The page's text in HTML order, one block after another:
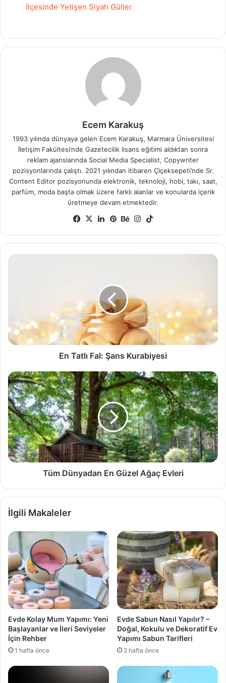
İlçesinde Yetişen Siyah Güller
Ecem Karakuş
1993 yılında dünyaya gelen Ecem Karakuş, Marmara Üniversitesi
İletişim Fakültesi’nde Gazetecilik lisans eğitimi aldıktan sonra
reklam ajanslarında Social Media Specialist, Copywriter
pozisyonlarında çalıştı. 2021 yılından itibaren Çiçeksepeti’nde Sr.
Content Editor pozisyonunda elektronik, teknoloji, hobi, takı, saat,
parfüm, moda başta olmak üzere farklı alanlar ve konularda içerik
üretmeye devam etmektedir.
Facebook
X LinkedIn
Pinterest
BehanceInstagram
En Tatlı Fal: Şans Kurabiyesi
Tüm
Dünyadan
En
Güzel
Ağaç
Evleri
Tüm Dünyadan En Güzel Ağaç Evleri
İlgili Makaleler
Evde Kolay Mum Yapımı: Yeni
Başlayanlar ve İleri Seviyeler
İçin Rehber
1 hafta önce
Evde Sabun Nasıl Yapılır? –
Doğal, Kokulu ve Dekoratif Ev
Yapımı Sabun Tarifleri
2 hafta önce